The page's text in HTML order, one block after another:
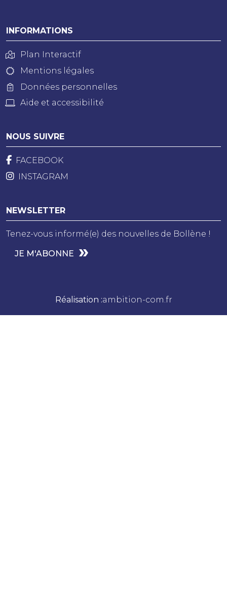
INFORMATIONS
Plan Interactif
Mentions légales
Données personnelles
Aide et accessibilité
NOUS SUIVRE
FACEBOOK
INSTAGRAM
NEWSLETTER
Tenez-vous informé(e) des nouvelles de Bollène !
JE M'ABONNE
Réalisation :ambition-com.fr